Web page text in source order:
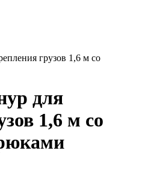
грузов 1,6 м со
для
1,6 м со